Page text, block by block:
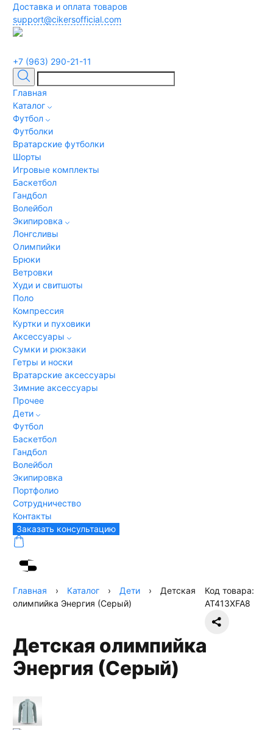
Доставка и оплата товаров
support@cikersofficial.com
+7 (963) 290-21-11
Главная
Каталог
Футбол
Футболки
Вратарские футболки
Шорты
Игровые комплекты
Баскетбол
Гандбол
Волейбол
Экипировка
Лонгсливы
Олимпийки
Брюки
Ветровки
Худи и свитшоты
Поло
Компрессия
Куртки и пуховики
Аксессуары
Сумки и рюкзаки
Гетры и носки
Вратарские аксессуары
Зимние аксессуары
Прочее
Дети
Футбол
Баскетбол
Гандбол
Волейбол
Экипировка
Портфолио
Сотрудничество
Контакты
Заказать консультацию
Главная › Каталог › Дети ›
Детская
олимпийка Энергия (Серый)
Код товара:
AT413XFA8
Детская олимпийка
Энергия (Серый)